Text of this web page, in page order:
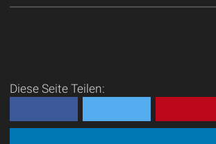
Diese Seite Teilen: